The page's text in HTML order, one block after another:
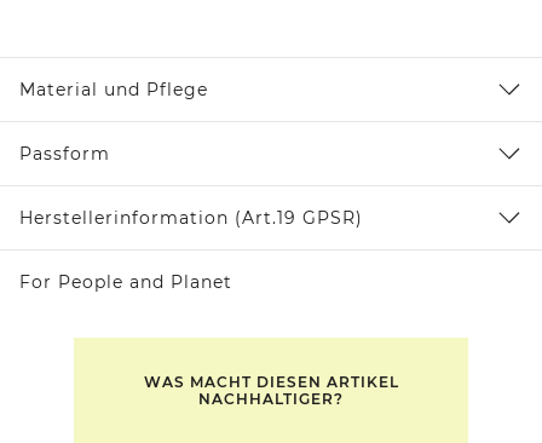
Material und Pflege
Passform
Herstellerinformation (Art.19 GPSR)
For People and Planet
WAS MACHT DIESEN ARTIKEL
NACHHALTIGER?